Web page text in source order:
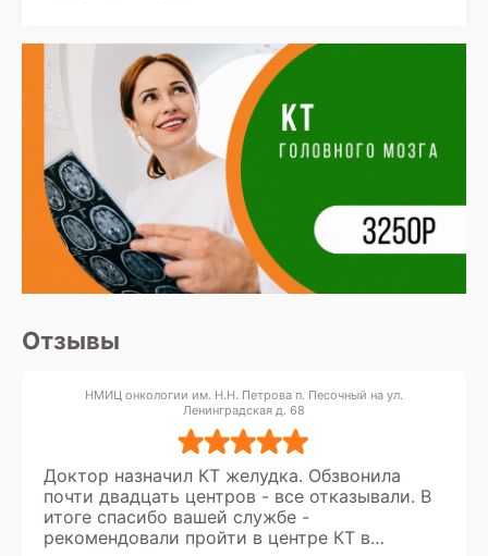
Отзывы
НМИЦ онкологии им. Н.Н. Петрова п. Песочный на ул.
Ленинградская д. 68
Доктор назначил КТ желудка. Обзвонила
почти двадцать центров - все отказывали. В
итоге спасибо вашей службе -
рекомендовали пройти в центре КТ в